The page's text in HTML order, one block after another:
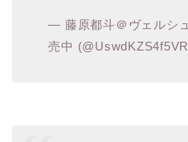
— 藤原都斗＠ヴェルシ
売中